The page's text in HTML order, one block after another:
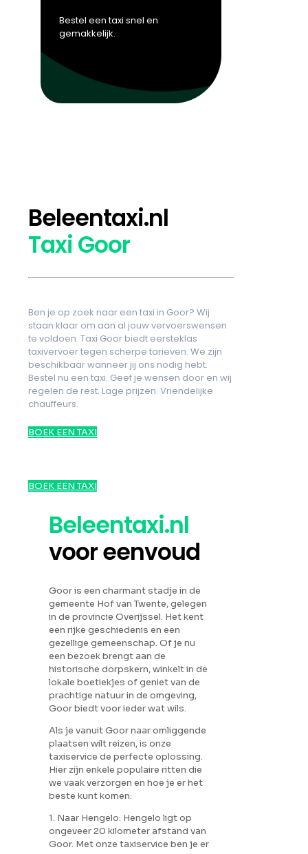
Bestel een taxi snel en
gemakkelijk.
Beleentaxi.nl
Taxi Goor
Ben je op zoek naar een taxi in Goor? Wij
staan klaar om aan al jouw vervoerswensen
te voldoen. Taxi Goor biedt eersteklas
taxivervoer tegen scherpe tarieven. We zijn
beschikbaar wanneer jij ons nodig hebt.
Bestel nu een taxi. Geef je wensen door en wij
regelen de rest. Lage prijzen. Vriendelijke
chauffeurs.
BOEK EEN TAXI
BOEK EEN TAXI
Beleentaxi.nl
voor eenvoud
Goor is een charmant stadje in de
gemeente Hof van Twente, gelegen
in de provincie Overijssel. Het kent
een rijke geschiedenis en een
gezellige gemeenschap. Of je nu
een bezoek brengt aan de
historische dorpskern, winkelt in de
lokale boetiekjes of geniet van de
prachtige natuur in de omgeving,
Goor biedt voor ieder wat wils.
Als je vanuit Goor naar omliggende
plaatsen wilt reizen, is onze
taxiservice de perfecte oplossing.
Hier zijn enkele populaire ritten die
we vaak verzorgen en hoe je er het
beste kunt komen:
1. Naar Hengelo: Hengelo ligt op
ongeveer 20 kilometer afstand van
Goor. Met onze taxiservice ben je er